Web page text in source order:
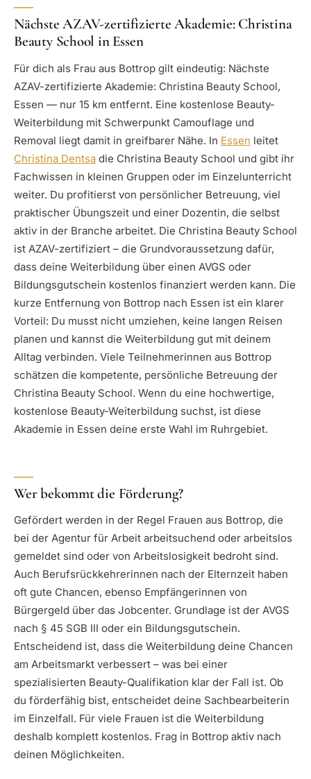
Nächste AZAV-zertifizierte Akademie: Christina
Beauty School in Essen
Für dich als Frau aus Bottrop gilt eindeutig: Nächste
AZAV-zertifizierte Akademie: Christina Beauty School,
Essen — nur 15 km entfernt. Eine kostenlose Beauty-
Weiterbildung mit Schwerpunkt Camouflage und
Removal liegt damit in greifbarer Nähe. In Essen leitet
Christina Dentsa die Christina Beauty School und gibt ihr
Fachwissen in kleinen Gruppen oder im Einzelunterricht
weiter. Du profitierst von persönlicher Betreuung, viel
praktischer Übungszeit und einer Dozentin, die selbst
aktiv in der Branche arbeitet. Die Christina Beauty School
ist AZAV-zertifiziert – die Grundvoraussetzung dafür,
dass deine Weiterbildung über einen AVGS oder
Bildungsgutschein kostenlos finanziert werden kann. Die
kurze Entfernung von Bottrop nach Essen ist ein klarer
Vorteil: Du musst nicht umziehen, keine langen Reisen
planen und kannst die Weiterbildung gut mit deinem
Alltag verbinden. Viele Teilnehmerinnen aus Bottrop
schätzen die kompetente, persönliche Betreuung der
Christina Beauty School. Wenn du eine hochwertige,
kostenlose Beauty-Weiterbildung suchst, ist diese
Akademie in Essen deine erste Wahl im Ruhrgebiet.
Wer bekommt die Förderung?
Gefördert werden in der Regel Frauen aus Bottrop, die
bei der Agentur für Arbeit arbeitsuchend oder arbeitslos
gemeldet sind oder von Arbeitslosigkeit bedroht sind.
Auch Berufsrückkehrerinnen nach der Elternzeit haben
oft gute Chancen, ebenso Empfängerinnen von
Bürgergeld über das Jobcenter. Grundlage ist der AVGS
nach § 45 SGB III oder ein Bildungsgutschein.
Entscheidend ist, dass die Weiterbildung deine Chancen
am Arbeitsmarkt verbessert – was bei einer
spezialisierten Beauty-Qualifikation klar der Fall ist. Ob
du förderfähig bist, entscheidet deine Sachbearbeiterin
im Einzelfall. Für viele Frauen ist die Weiterbildung
deshalb komplett kostenlos. Frag in Bottrop aktiv nach
deinen Möglichkeiten.